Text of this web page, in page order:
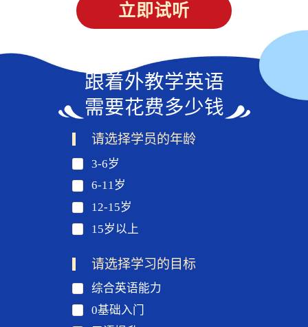
立即试听
跟着外教学英语
需要花费多少钱
请选择学员的年龄
3-6岁
6-11岁
12-15岁
15岁以上
请选择学习的目标
综合英语能力
0基础入门